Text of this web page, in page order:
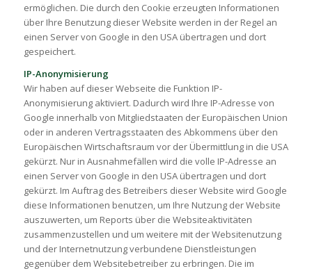
ermöglichen. Die durch den Cookie erzeugten Informationen
über Ihre Benutzung dieser Website werden in der Regel an
einen Server von Google in den USA übertragen und dort
gespeichert.
IP-Anonymisierung
Wir haben auf dieser Webseite die Funktion IP-
Anonymisierung aktiviert. Dadurch wird Ihre IP-Adresse von
Google innerhalb von Mitgliedstaaten der Europäischen Union
oder in anderen Vertragsstaaten des Abkommens über den
Europäischen Wirtschaftsraum vor der Übermittlung in die USA
gekürzt. Nur in Ausnahmefällen wird die volle IP-Adresse an
einen Server von Google in den USA übertragen und dort
gekürzt. Im Auftrag des Betreibers dieser Website wird Google
diese Informationen benutzen, um Ihre Nutzung der Website
auszuwerten, um Reports über die Websiteaktivitäten
zusammenzustellen und um weitere mit der Websitenutzung
und der Internetnutzung verbundene Dienstleistungen
gegenüber dem Websitebetreiber zu erbringen. Die im